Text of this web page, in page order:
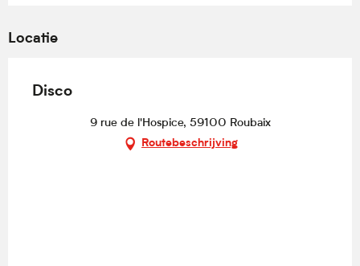
Locatie
Disco
9 rue de l'Hospice, 59100 Roubaix
Routebeschrijving